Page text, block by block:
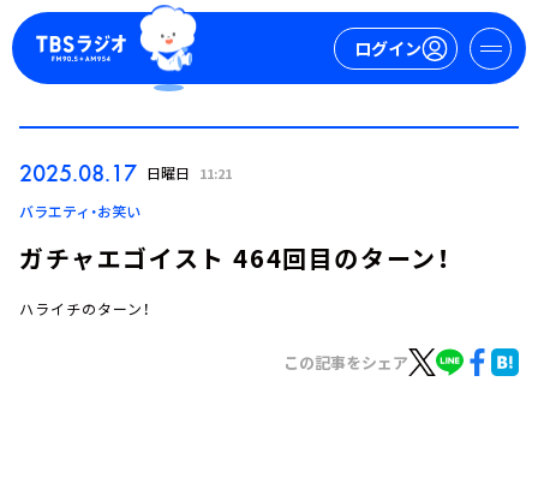
ログイン
ログイン
2025.08.17 日曜日 11:21
バラエティ・お笑い
ガチャエゴイスト 464回目のターン！
ハライチのターン！
この記事をシェア